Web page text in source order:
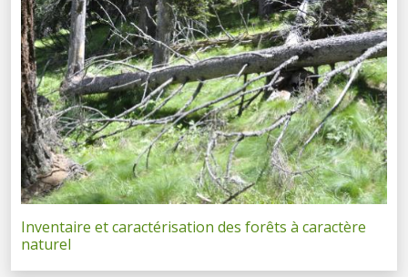
Inventaire et caractérisation des forêts à caractère
naturel